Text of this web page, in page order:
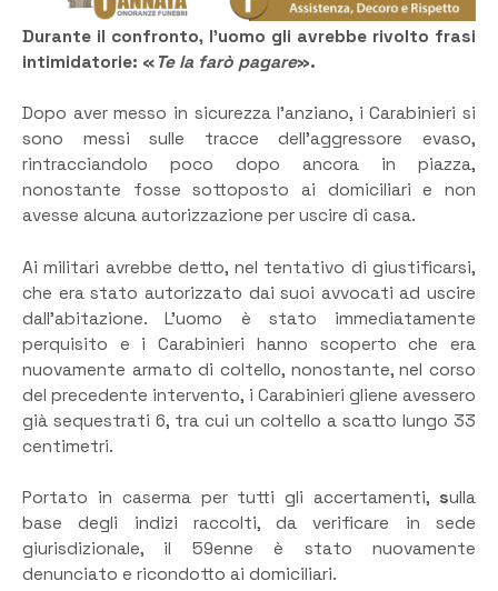
Durante il confronto, l’uomo gli avrebbe rivolto frasi
intimidatorie: «Te la farò pagare».
Dopo aver messo in sicurezza l’anziano, i Carabinieri si
sono messi sulle tracce dell’aggressore evaso,
rintracciandolo poco dopo ancora in piazza,
nonostante fosse sottoposto ai domiciliari e non
avesse alcuna autorizzazione per uscire di casa.
Ai militari avrebbe detto, nel tentativo di giustificarsi,
che era stato autorizzato dai suoi avvocati ad uscire
dall’abitazione. L’uomo è stato immediatamente
perquisito e i Carabinieri hanno scoperto che era
nuovamente armato di coltello, nonostante, nel corso
del precedente intervento, i Carabinieri gliene avessero
già sequestrati 6, tra cui un coltello a scatto lungo 33
centimetri.
Portato in caserma per tutti gli accertamenti, sulla
base degli indizi raccolti, da verificare in sede
giurisdizionale, il 59enne è stato nuovamente
denunciato e ricondotto ai domiciliari.